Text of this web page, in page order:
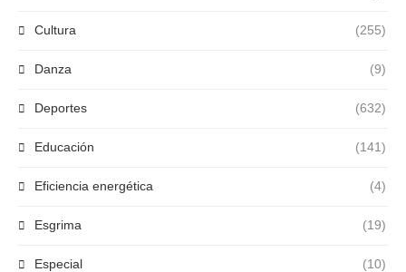
Cultura (255)
Danza (9)
Deportes (632)
Educación (141)
Eficiencia energética (4)
Esgrima (19)
Especial (10)